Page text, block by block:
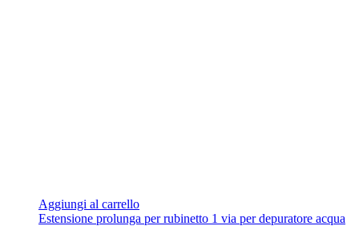
Aggiungi al carrello
Estensione prolunga per rubinetto 1 via per depuratore acqua